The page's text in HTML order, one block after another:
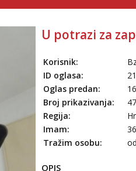
U potrazi za
Korisnik:
ID oglasa:
Oglas predan:
Broj prikazivanja:
Regija:
Imam:
Tražim osobu:
OPIS